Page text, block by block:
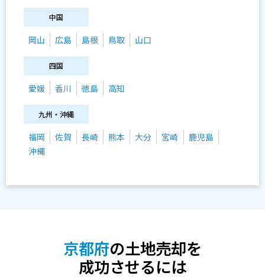
中国
岡山 広島 島根 鳥取 山口
四国
愛媛 香川 徳島 高知
九州・沖縄
福岡 佐賀 長崎 熊本 大分 宮崎
鹿児島
沖縄
京都府の土地売却を
成功させるには